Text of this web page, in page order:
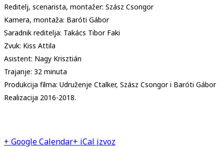
Reditelj, scenarista, montažer: Szász Csongor
Kamera, montaža: Baróti Gábor
Saradnik reditelja: Takács Tibor Faki
Zvuk: Kiss Attila
Asistent: Nagy Krisztián
Trajanje: 32 minuta
Produkcija filma: Udruženje Ctalker, Szász Csongor i Baróti Gábor
Realizacija 2016-2018.
+ Google Calendar+ iCal izvoz